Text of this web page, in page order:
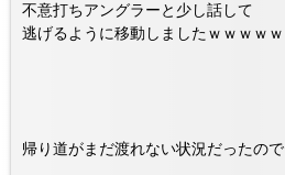
不意打ちアングラーと少し話して
逃げるように移動しましたｗｗｗｗｗ
帰り道がまだ渡れない状況だったので